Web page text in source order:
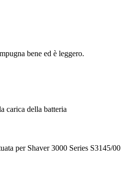
bene ed è leggero.
carica della batteria
per Shaver 3000 Series S3145/00